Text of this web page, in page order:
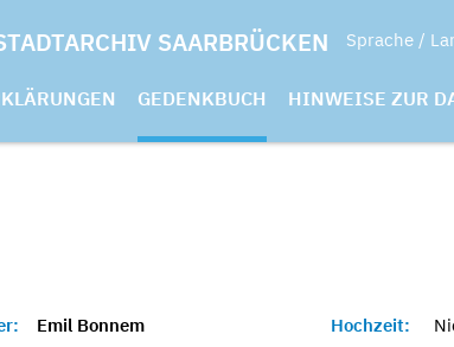
SAARBRÜCKEN Sprache /
GEDENKBUCH HINWEISE ZUR
Emil Bonnem Hochzeit: